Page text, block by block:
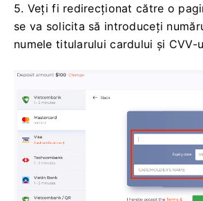
5. Veți fi redirecționat către o
se va solicita să introduceți
numele titularului cardului și CVV-